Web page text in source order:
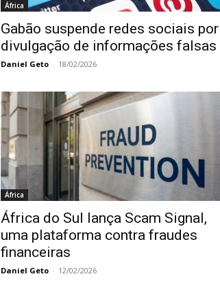
África
Gabão suspende redes sociais por
divulgação de informações falsas
Daniel Geto - 18/02/2026
África
África do Sul lança Scam Signal,
uma plataforma contra fraudes
financeiras
Daniel Geto - 12/02/2026